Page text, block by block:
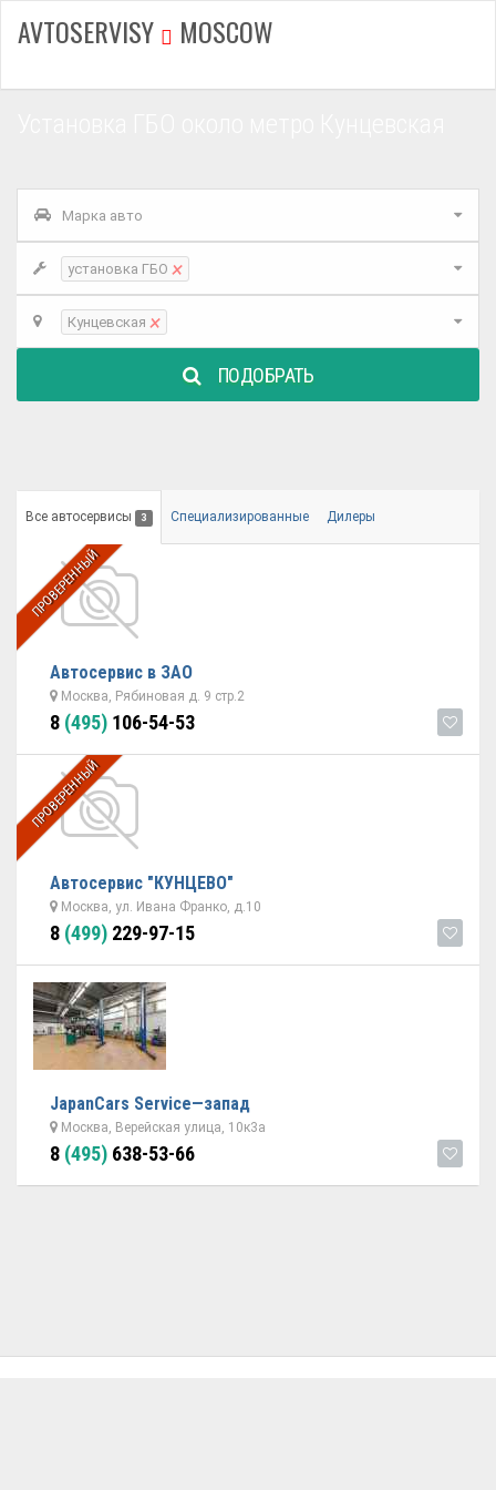
AVTOSERVISY MOSCOW
Марка авто
установка ГБО ×
Кунцевская ×
ПОДОБРАТЬ
Все автосервисы 3 Специализированные Дилеры
ПРОВЕРЕННЫЙ
Автосервис в ЗАО
Москва, Рябиновая д. 9 стр.2
8 (495) 106-54-53
ПРОВЕРЕННЫЙ
Автосервис "КУНЦЕВО"
Москва, ул. Ивана Франко, д.10
8 (499) 229-97-15
JapanCars Service—запад
Москва, Верейская улица, 10к3а
8 (495) 638-53-66